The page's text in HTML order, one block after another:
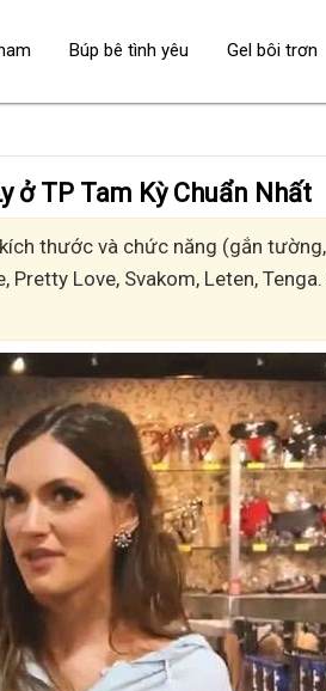
ở TP Tam Kỳ Chuẩn Nhất
thước và chức năng (gắn
Love, Svakom, Leten,
Búp bê tình yêu Gel bôi trơn